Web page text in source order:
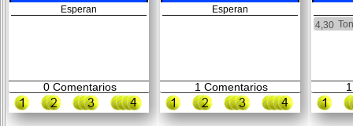
Esperan
0Comentarios
Esperan
1 Comentarios
4,30
1